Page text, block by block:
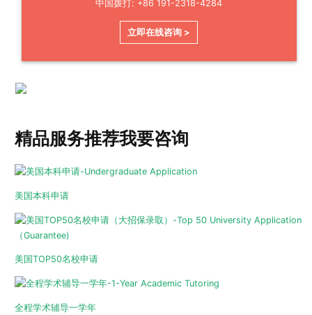
中国拨打: +86 191-2318-4284
立即在线咨询 >
精品服务推荐我要咨询
美国本科申请
美国TOP50名校申请
全程学术辅导一学年